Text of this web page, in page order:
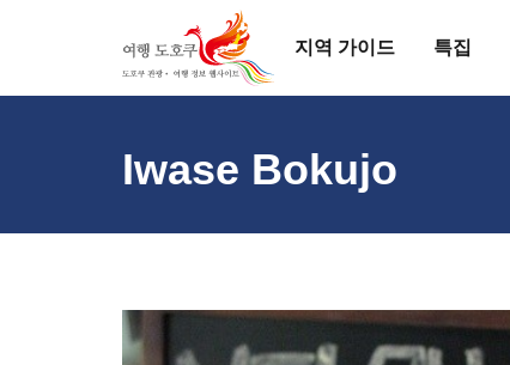
지역 가이드 특집
Iwase Bokujo